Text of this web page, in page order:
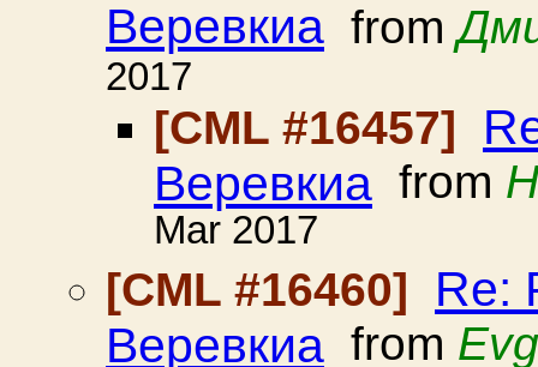
Веревкиа from
2017
[CML #16457]
Веревкиа from
Mar 2017
[CML #16460]
Re:
Веревкиа from